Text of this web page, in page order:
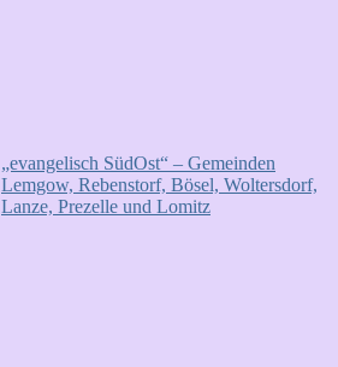
„evangelisch SüdOst“ – Gemeinden
Lemgow, Rebenstorf, Bösel, Woltersdorf,
Lanze, Prezelle und Lomitz